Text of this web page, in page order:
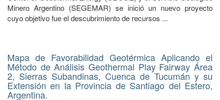
Minero Argentino (SEGEMAR) se inició un nuevo proyecto
cuyo objetivo fue el descubrimiento de recursos ...
Mapa de Favorabilidad Geotérmica Aplicando el
Método de Análisis Geothermal Play Fairway Área
2, Sierras Subandinas, Cuenca de Tucumán y su
Extensión en la Provincia de Santiago del Estero,
Argentina.